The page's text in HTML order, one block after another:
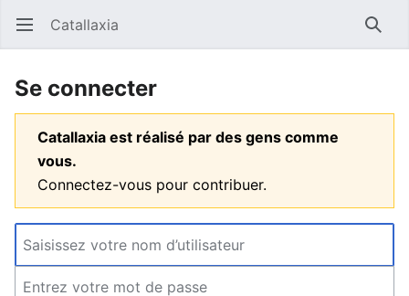
Ouvrir le menu principal Catallaxia
Se connecter
Catallaxia est réalisé par des gens comme
vous.
Connectez-vous pour contribuer.